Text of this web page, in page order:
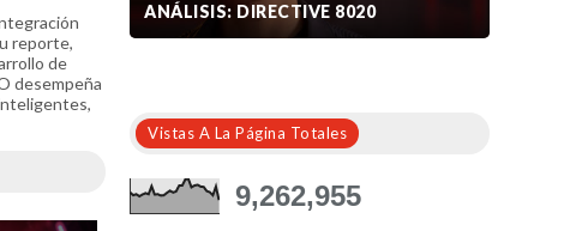
reporte,
de
desempeña
ANÁLISIS: DIRECTIVE 8020
Vistas A La Página Totales
9,262,955